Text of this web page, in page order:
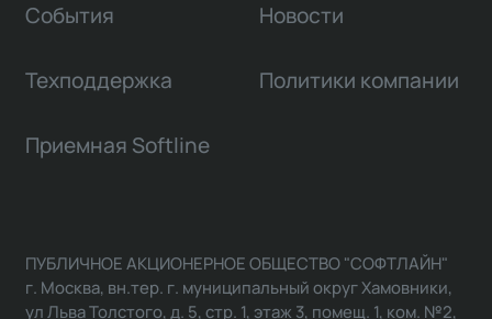
События Новости
Техподдержка Политики компании
Приемная Softline
ПУБЛИЧНОЕ АКЦИОНЕРНОЕ ОБЩЕСТВО "СОФТЛАЙН"
г. Москва, вн.тер. г. муниципальный округ Хамовники,
ул Льва Толстого, д. 5, стр. 1, этаж 3, помещ. 1, ком. №2,